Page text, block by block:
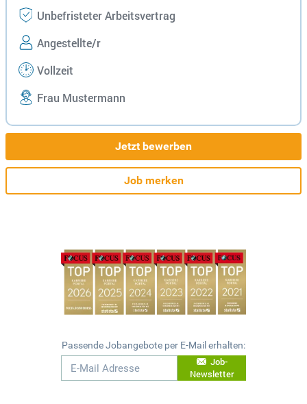
Unbefristeter Arbeitsvertrag
Angestellte/r
Vollzeit
Frau Mustermann
Jetzt bewerben
Job merken
Passende Jobangebote per E-Mail erhalten:
Job-
Newsletter